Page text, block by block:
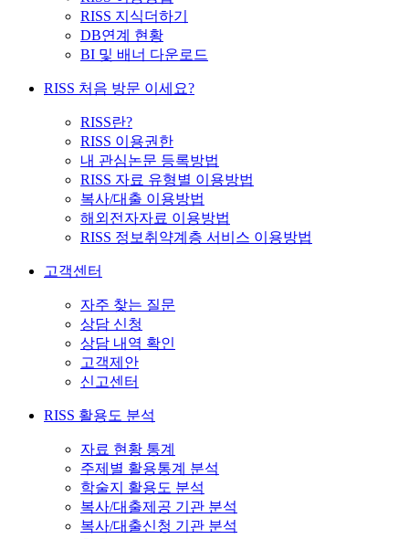
RISS 지식더하기
DB연계 현황
BI 및 배너 다운로드
RISS 처음 방문 이세요?
RISS란?
RISS 이용권한
내 관심논문 등록방법
RISS 자료 유형별 이용방법
복사/대출 이용방법
해외전자자료 이용방법
RISS 정보취약계층 서비스 이용방법
고객센터
자주 찾는 질문
상담 신청
상담 내역 확인
고객제안
신고센터
RISS 활용도 분석
자료 현황 통계
주제별 활용통계 분석
학술지 활용도 분석
복사/대출제공 기관 분석
복사/대출신청 기관 분석